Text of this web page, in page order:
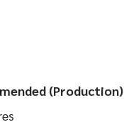
(Production)